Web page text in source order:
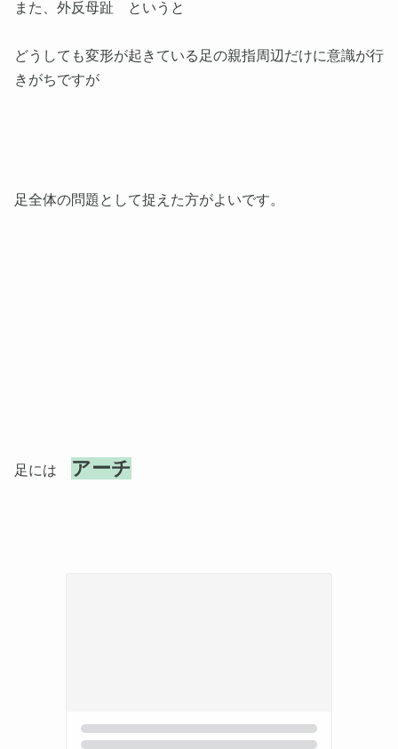
また、外反母趾 というと
どうしても変形が起きている足の親指周辺だけに意識が行
きがちですが
足全体の問題として捉えた方がよいです。
足には アーチ